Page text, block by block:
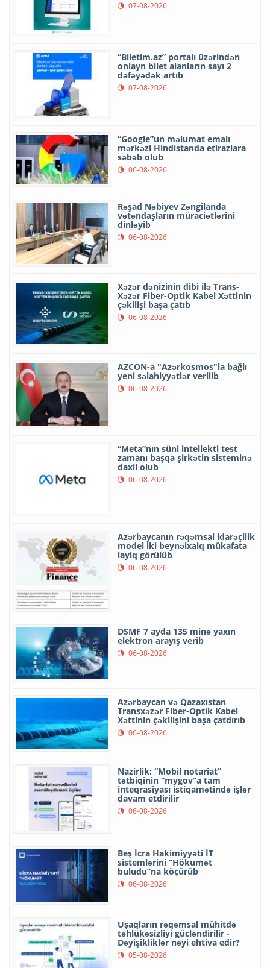
07-08-2026
“Biletim.az” portalı üzərindən
onlayn bilet alanların sayı 2
dəfəyədək artıb
07-08-2026
“Google”un məlumat emalı
mərkəzi Hindistanda etirazlara
səbəb olub
06-08-2026
Rəşad Nəbiyev Zəngilanda
vətəndaşların müraciətlərini
dinləyib
06-08-2026
Xəzər dənizinin dibi ilə Trans-
Xəzər Fiber-Optik Kabel Xəttinin
çəkilişi başa çatıb
06-08-2026
AZCON-a "Azərkosmos"la bağlı
yeni səlahiyyətlər verilib
06-08-2026
“Meta”nın süni intellekti test
zamanı başqa şirkətin sisteminə
daxil olub
06-08-2026
Azərbaycanın rəqəmsal idarəçilik
model iki beynəlxalq mükafata
layiq görülüb
06-08-2026
DSMF 7 ayda 135 minə yaxın
elektron arayış verib
06-08-2026
Azərbaycan və Qazaxıstan
Transxəzər Fiber-Optik Kabel
Xəttinin çəkilişini başa çatdırıb
06-08-2026
Nazirlik: “Mobil notariat”
tətbiqinin “mygov”a tam
inteqrasiyası istiqamətində işlər
davam etdirilir
06-08-2026
Beş İcra Hakimiyyəti İT
sistemlərini “Hökumət
buludu”na köçürüb
06-08-2026
Uşaqların rəqəmsal mühitdə
təhlükəsizliyi gücləndirilir -
Dəyişikliklər nəyi ehtiva edir?
05-08-2026